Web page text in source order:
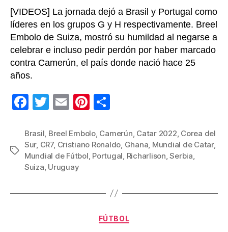
[VIDEOS] La jornada dejó a Brasil y Portugal como
líderes en los grupos G y H respectivamente. Breel
Embolo de Suiza, mostró su humildad al negarse a
celebrar e incluso pedir perdón por haber marcado
contra Camerún, el país donde nació hace 25
años.
F
c
e
b
o
T
tt
er
E
ail
Pi
er
e
m
p
Etiquetas
Brasil, Breel Embolo, Camerún, Catar 2022, Corea del
Sur, CR7, Cristiano Ronaldo, Ghana, Mundial de Catar,
Mundial de Fútbol, Portugal, Richarlison,Serbia,
Suiza, Uruguay
Categorías
FÚTBOL